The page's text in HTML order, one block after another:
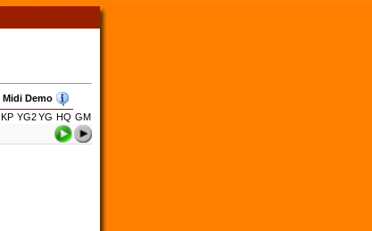
Midi Demo
KP YG2YG HQ GM